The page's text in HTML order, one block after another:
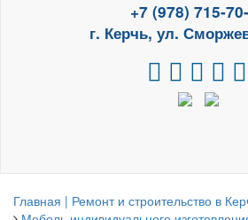
+7 (978) 715-
г. Керчь, ул.
Главная | Ремонт и строительство в